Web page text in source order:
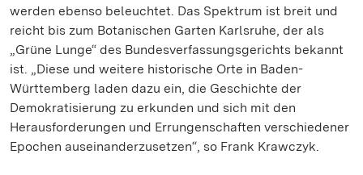
werden ebenso beleuchtet. Das Spektrum ist breit und
reicht bis zum Botanischen Garten Karlsruhe, der als
„Grüne Lunge“ des Bundesverfassungsgerichts bekannt
ist. „Diese und weitere historische Orte in Baden-
Württemberg laden dazu ein, die Geschichte der
Demokratisierung zu erkunden und sich mit den
Herausforderungen und Errungenschaften verschiedener
Epochen auseinanderzusetzen“, so Frank Krawczyk.